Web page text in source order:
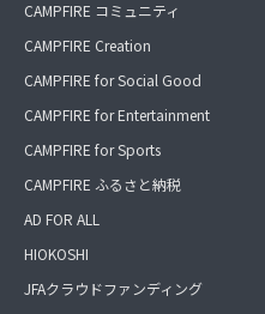
CAMPFIRE コミュニティ
CAMPFIRE Creation
CAMPFIRE for Social Good
CAMPFIRE for Entertainment
CAMPFIRE for Sports
CAMPFIRE ふるさと納税
AD FOR ALL
HIOKOSHI
JFAクラウドファンディング